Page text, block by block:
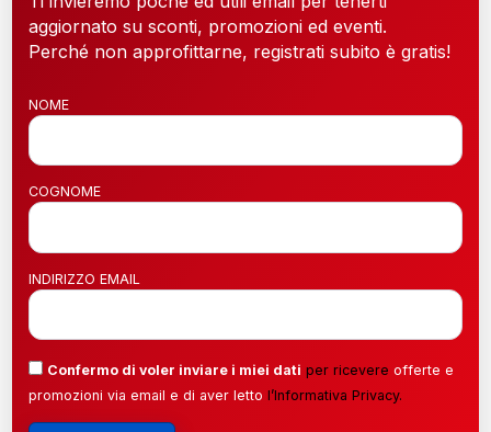
aggiornato su sconti, promozioni ed eventi.
Perché non approfittarne, registrati subito è gratis!
NOME
COGNOME
INDIRIZZO EMAIL
Confermo di voler inviare i miei dati per ricevere offerte e
promozioni via email e di aver letto l’Informativa Privacy.